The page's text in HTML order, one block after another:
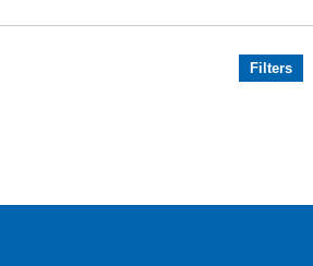
Filters